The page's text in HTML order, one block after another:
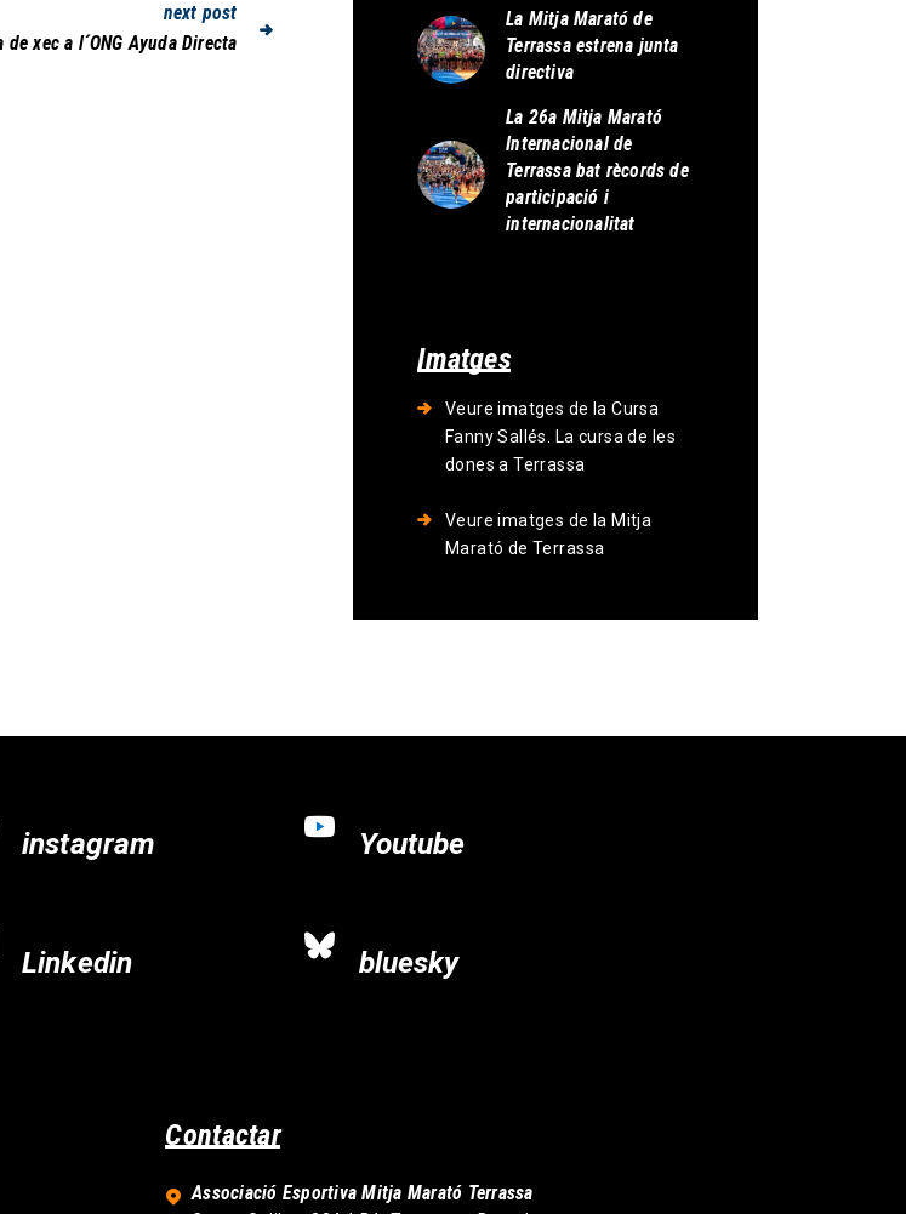
next post
de xec a l´ONG Ayuda Directa
La Mitja Marató de
Terrassa estrena junta
directiva
La 26a Mitja Marató
Internacional de
Terrassa bat rècords de
participació i
internacionalitat
Imatges
Veure imatges de la Cursa
Fanny Sallés. La cursa de les
dones a Terrassa
Veure imatges de la Mitja
Marató de Terrassa
instagram Youtube
Linkedin bluesky
Contactar
Associació Esportiva Mitja Marató Terrassa